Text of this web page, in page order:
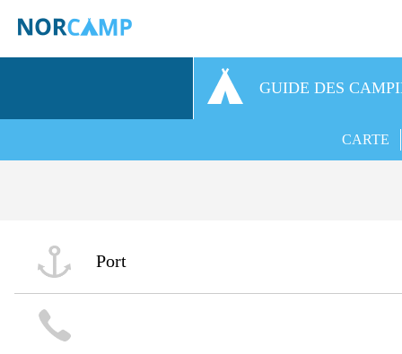
GUIDE DES
CARTE
Port